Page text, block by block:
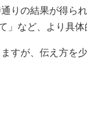
りの結果が得ら
など、より具体
すが、伝え方を